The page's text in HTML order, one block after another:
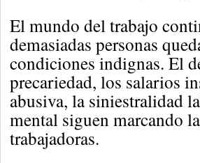
El mundo del trabajo
demasiadas personas
condiciones indignas. El
precariedad, los salarios
abusiva, la siniestralidad
mental siguen marcando
trabajadoras.